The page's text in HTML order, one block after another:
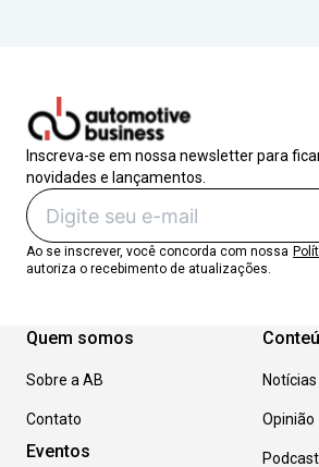
Inscreva-se em nossa newsletter para
novidades e lançamentos.
Ao se inscrever, você concorda com nossa
autoriza o recebimento de atualizações.
Quem somos
Sobre a AB
Contato
Eventos
Notícias
Opinião
Podcast